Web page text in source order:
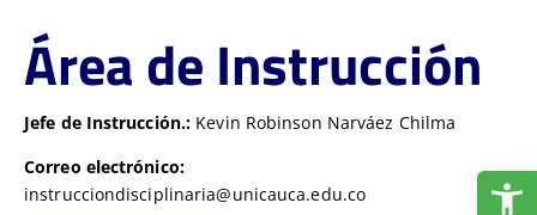
Área de Instrucción
Jefe de Instrucción.: Kevin Robinson Narváez Chilma
Correo electrónico:
instrucciondisciplinaria@unicauca.edu.co